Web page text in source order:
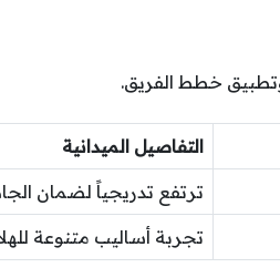
خطط الفريق.
التفاصيل الميدانية
ترتفع تدريجياً لضمان
تجربة أساليب متنوعة